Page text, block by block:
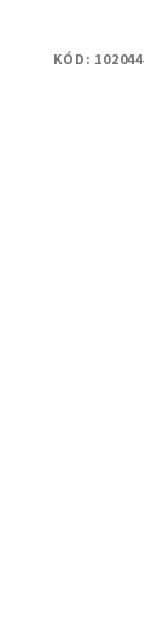
KÓD: 102044